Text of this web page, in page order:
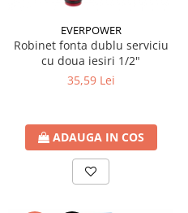
Racorduri flexibile apa
Racord flexibil monocomanda din
inox
Racord flexibil din inox
Racord flexibil monocomanda cu
Racord flexibil cu invelis din
cauciuc
Accesorii baie
Perdele Dus
Clapete de actionare
EVERPOWER
Robinet fonta dublu serviciu
cu doua iesiri 1/2"
35,59 Lei
ADAUGA IN COS